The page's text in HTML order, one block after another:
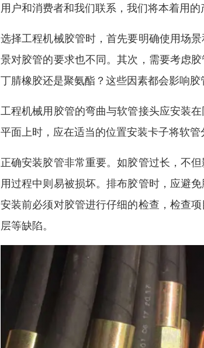
用户和消费者和我们联系，我们将本着用
选择工程机械胶管时，首先要明确使用场
景对胶管的要求也不同。其次，需要考虑
丁腈橡胶还是聚氨酯？这些因素都会影响胶
工程机械用胶管的弯曲与软管接头应安装
平面上时，应在适当的位置安装卡子将软管
正确安装胶管非常重要。如胶管过长，不
用过程中则易被损坏。排布胶管时，应避
安装前必须对胶管进行仔细的检查，检查
层等缺陷。